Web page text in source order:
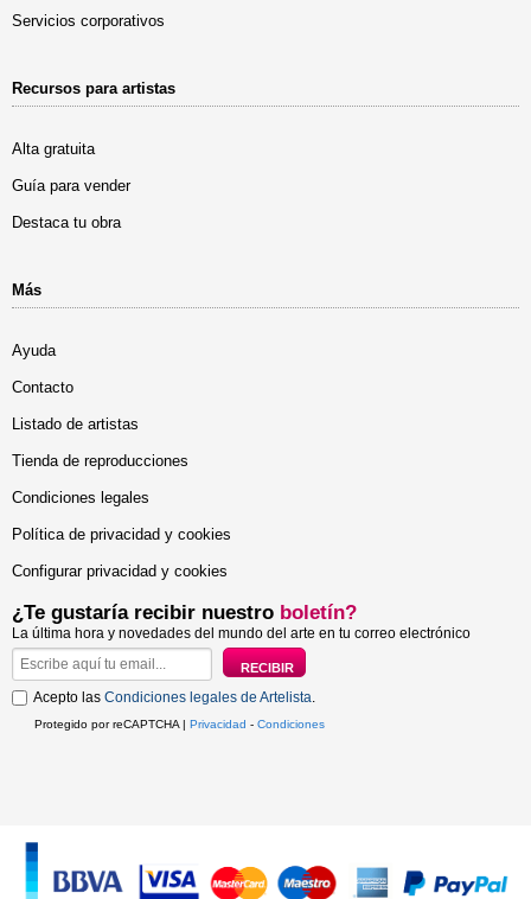
Servicios corporativos
Recursos para artistas
Alta gratuita
Guía para vender
Destaca tu obra
Más
Ayuda
Contacto
Listado de artistas
Tienda de reproducciones
Condiciones legales
Política de privacidad y cookies
Configurar privacidad y cookies
¿Te gustaría recibir nuestro boletín?
La última hora y novedades del mundo del arte en tu correo electrónico
Acepto las Condiciones legales de Artelista
Protegido por reCAPTCHA | Privacidad - Condiciones